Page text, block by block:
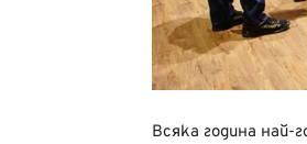
Всяка година най-